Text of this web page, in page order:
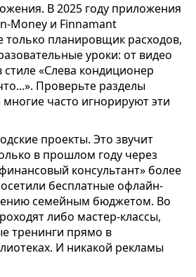
В 2025 году приложения
Money и Finnamant
только планировщик расходов,
уроки: от видео
стиле «Слева кондиционер
Проверьте разделы
часто игнорируют эти
проекты. Это звучит
в прошлом году через
консультант» более
бесплатные офлайн-
семейным бюджетом. Во
либо мастер-классы,
тренинги прямо в
И никакой рекламы